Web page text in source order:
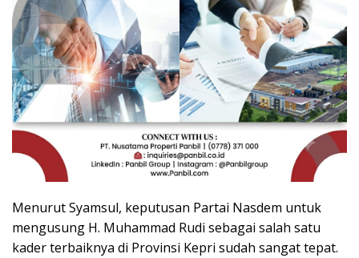
Menurut Syamsul, keputusan Partai Nasdem untuk
mengusung H. Muhammad Rudi sebagai salah satu
kader terbaiknya di Provinsi Kepri sudah sangat tepat.